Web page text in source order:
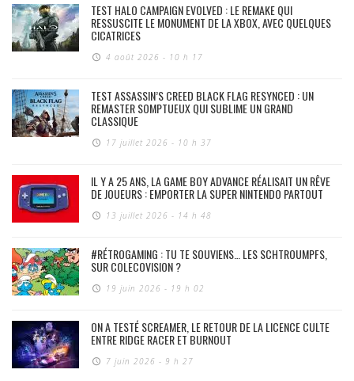
TEST HALO CAMPAIGN EVOLVED : LE REMAKE QUI
RESSUSCITE LE MONUMENT DE LA XBOX, AVEC QUELQUES
CICATRICES
4 août 2026 - 10 h 17
TEST ASSASSIN’S CREED BLACK FLAG RESYNCED : UN
REMASTER SOMPTUEUX QUI SUBLIME UN GRAND
CLASSIQUE
17 juillet 2026 - 10 h 37
IL Y A 25 ANS, LA GAME BOY ADVANCE RÉALISAIT UN RÊVE
DE JOUEURS : EMPORTER LA SUPER NINTENDO PARTOUT
13 juillet 2026 - 14 h 48
#RÉTROGAMING : TU TE SOUVIENS… LES SCHTROUMPFS,
SUR COLECOVISION ?
19 juin 2026 - 19 h 02
ON A TESTÉ SCREAMER, LE RETOUR DE LA LICENCE CULTE
ENTRE RIDGE RACER ET BURNOUT
7 juin 2026 - 9 h 27